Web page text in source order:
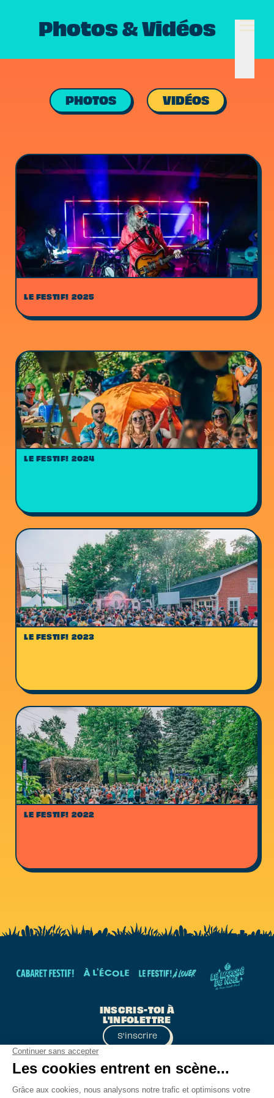
Photos & Vidéos
PHOTOS VIDÉOS
LE FESTIF! 2025
LE FESTIF! 2024
LE FESTIF! 2023
LE FESTIF! 2022
INSCRIS-TOI À
L'INFOLETTRE
S'inscrire